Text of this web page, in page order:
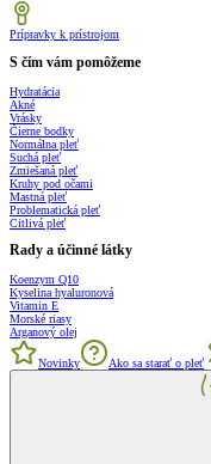
Prípravky k prístrojom
S čím vám pomôžeme
Hydratácia
Akné
Vrásky
Čierne bodky
Normálna pleť
Suchá pleť
Zmiešaná pleť
Kruhy pod očami
Mastná pleť
Problematická pleť
Citlivá pleť
Rady a účinné látky
Koenzym Q10
Kyselina hyaluronová
Vitamin E
Morské riasy
Arganový olej
Novinky Ako sa starať o pleť